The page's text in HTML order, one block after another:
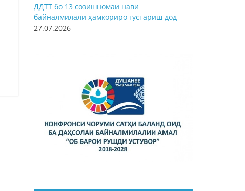
ДДТТ бо 13 созишномаи нави
байналмилалӣ ҳамкориро густариш дод
27.07.2026